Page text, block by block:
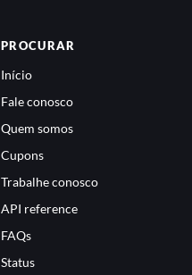
PROCURAR
Início
Fale conosco
Quem somos
Cupons
Trabalhe conosco
API reference
FAQs
Status